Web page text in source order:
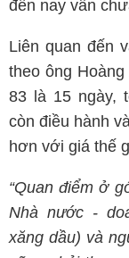
đến nay vẫn
Liên quan đến
theo ông
83 là 15 ngày,
còn điều hành
hơn với giá thế
“Quan điểm ở
Nhà nước -
xăng dầu) và